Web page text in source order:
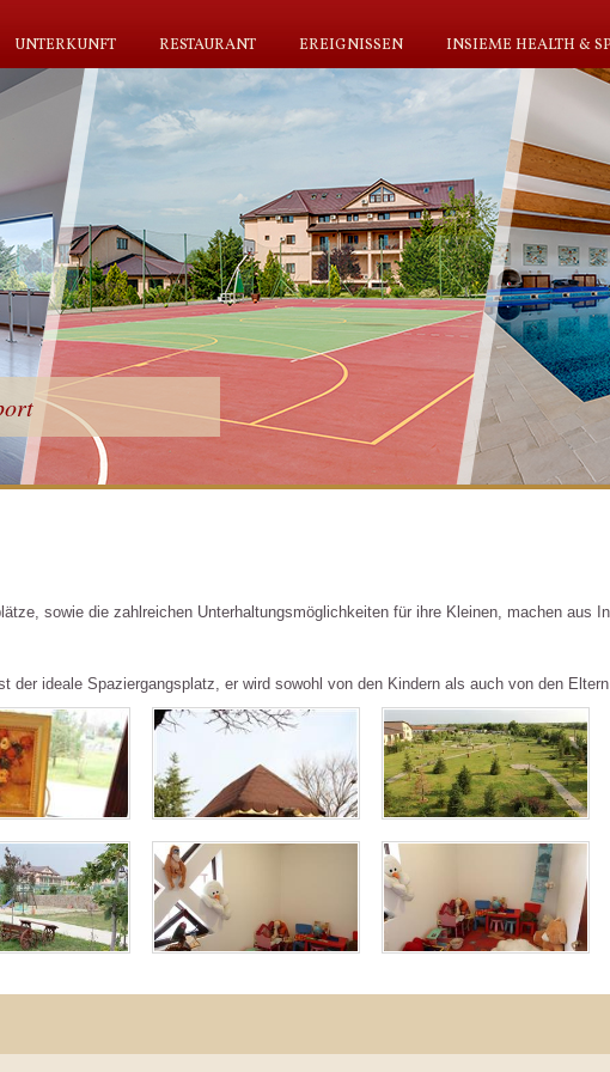
UNTERKUNFT RESTAURANT EREIGNISSEN INSIEME HEALTH &
sowie die zahlreichen Unterhaltungsmöglichkeiten für ihre Kleinen, machen aus
der ideale Spaziergangsplatz, er wird sowohl von den Kindern als auch von den